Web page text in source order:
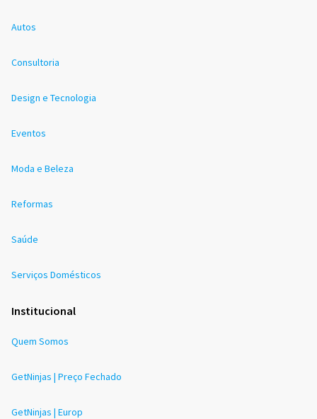
Autos
Consultoria
Design e Tecnologia
Eventos
Moda e Beleza
Reformas
Saúde
Serviços Domésticos
Institucional
Quem Somos
GetNinjas | Preço Fechado
GetNinjas | Europ